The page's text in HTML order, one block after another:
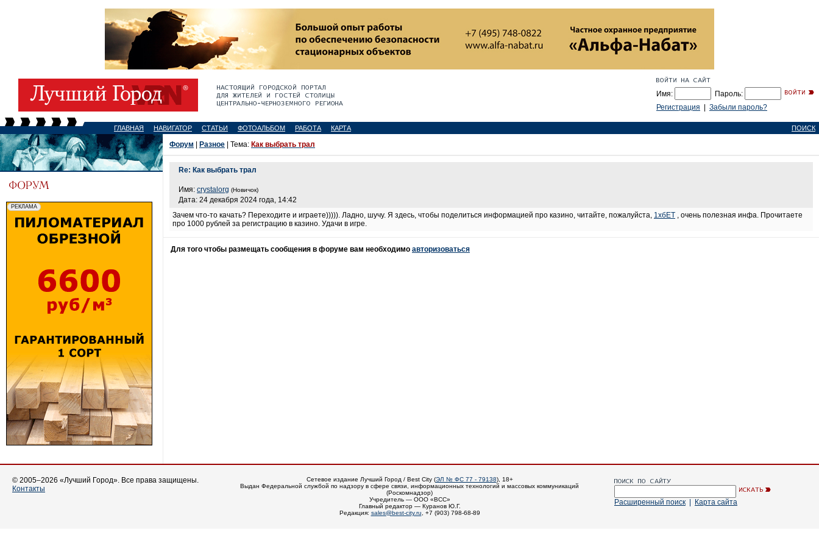
Имя:
Пароль:
Регистрация
Забыли пароль?
ГЛАВНАЯ НАВИГАТОР СТАТЬИ ФОТОАЛЬБОМ РАБОТА КАРТА ПОИСК
Форум Разное | Тема: Как выбрать трал
Re: Как выбрать трал
Имя: crystalorg (Новичок)
Дата: 24 декабря 2024 года, 14:42
Зачем что-то качать? Переходите и играете))))). Ладно, шучу. Я здесь, чтобы поделиться информацией про казино, читайте, пожалуйста, 1хбЕТ , очень полезная инфа. Прочитаете
про 1000 рублей за регистрацию в казино. Удачи в игре.
Для того чтобы размещать сообщения в форуме вам необходимо авторизоваться
© 2005–2026 «Лучший Город». Все права защищены.
Контакты
Сетевое издание Лучший Город / Best City (ЭЛ № ФС 77 - 79138), 18+
Выдан Федеральной службой по надзору в сфере связи, информационных технологий и массовых коммуникаций
(Роскомнадзор)
Учредитель — ООО «ВСС»
Главный редактор — Куранов Ю.Г.
Редакция: sales@best-city.ru , +7 (903) 798-68-89
Расширенный поиск Карта сайта